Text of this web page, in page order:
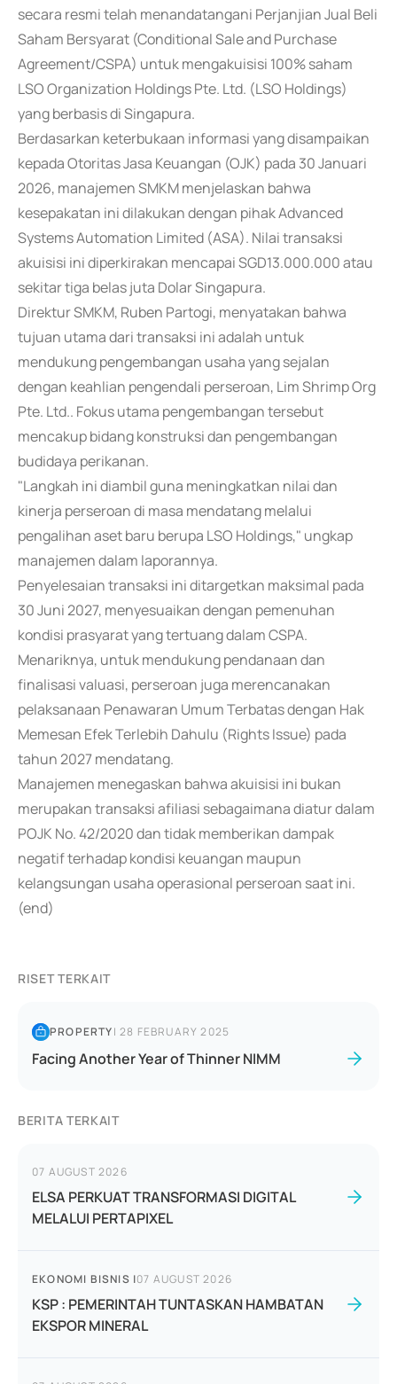
secara resmi telah menandatangani Perjanjian Jual Beli
Saham Bersyarat (Conditional Sale and Purchase
Agreement/CSPA) untuk mengakuisisi 100% saham
LSO Organization Holdings Pte. Ltd. (LSO Holdings)
yang berbasis di Singapura.
Berdasarkan keterbukaan informasi yang disampaikan
kepada Otoritas Jasa Keuangan (OJK) pada 30 Januari
2026, manajemen SMKM menjelaskan bahwa
kesepakatan ini dilakukan dengan pihak Advanced
Systems Automation Limited (ASA). Nilai transaksi
akuisisi ini diperkirakan mencapai SGD13.000.000 atau
sekitar tiga belas juta Dolar Singapura.
Direktur SMKM, Ruben Partogi, menyatakan bahwa
tujuan utama dari transaksi ini adalah untuk
mendukung pengembangan usaha yang sejalan
dengan keahlian pengendali perseroan, Lim Shrimp Org
Pte. Ltd.. Fokus utama pengembangan tersebut
mencakup bidang konstruksi dan pengembangan
budidaya perikanan.
"Langkah ini diambil guna meningkatkan nilai dan
kinerja perseroan di masa mendatang melalui
pengalihan aset baru berupa LSO Holdings," ungkap
manajemen dalam laporannya.
Penyelesaian transaksi ini ditargetkan maksimal pada
30 Juni 2027, menyesuaikan dengan pemenuhan
kondisi prasyarat yang tertuang dalam CSPA.
Menariknya, untuk mendukung pendanaan dan
finalisasi valuasi, perseroan juga merencanakan
pelaksanaan Penawaran Umum Terbatas dengan Hak
Memesan Efek Terlebih Dahulu (Rights Issue) pada
tahun 2027 mendatang.
Manajemen menegaskan bahwa akuisisi ini bukan
merupakan transaksi afiliasi sebagaimana diatur dalam
POJK No. 42/2020 dan tidak memberikan dampak
negatif terhadap kondisi keuangan maupun
kelangsungan usaha operasional perseroan saat ini.
(end)
RISET TERKAIT
PROPERTY|28 FEBRUARY 2025
Facing Another Year of Thinner NIMM
BERITA TERKAIT
07 AUGUST 2026
ELSA PERKUAT TRANSFORMASI DIGITAL
MELALUI PERTAPIXEL
EKONOMI BISNIS |07 AUGUST 2026
KSP : PEMERINTAH TUNTASKAN HAMBATAN
EKSPOR MINERAL